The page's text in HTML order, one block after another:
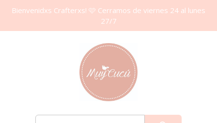
Bienvenidxs Crafterxs! 🩷 Cerramos de viernes 24 al lunes
27/7